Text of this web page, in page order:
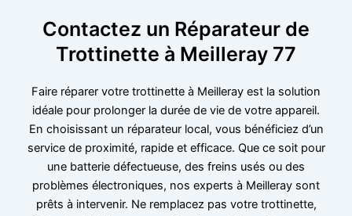
Contactez un Réparateur de
Trottinette à Meilleray 77
Faire réparer votre trottinette à Meilleray est la solution
idéale pour prolonger la durée de vie de votre appareil.
En choisissant un réparateur local, vous bénéficiez d’un
service de proximité, rapide et efficace. Que ce soit pour
une batterie défectueuse, des freins usés ou des
problèmes électroniques, nos experts à Meilleray sont
prêts à intervenir. Ne remplacez pas votre trottinette,